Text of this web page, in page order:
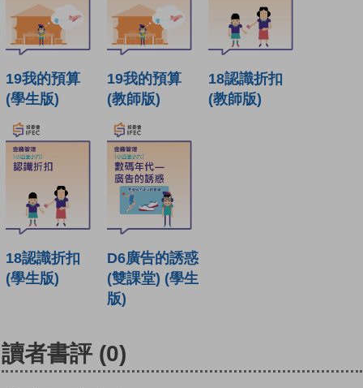
19我的預算
(學生版)
19我的預算
(教師版)
18認識折扣
(教師版)
18認識折扣
(學生版)
D6廣告的誘惑
(雙課堂) (學生
版)
讀者書評 (0)